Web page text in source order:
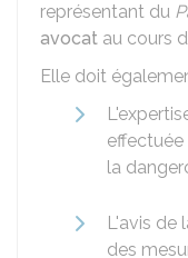
représentant du
avocat au cours
Elle doit
la
L'avis de
des